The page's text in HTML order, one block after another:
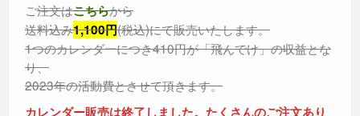
ご注文はこちらから
送料込み1,100円(税込)にて販売いたします。
1つのカレンダーにつき410円が「飛んでけ」の収益とな
り、
2023年の活動費とさせて頂きます。
カレンダー販売は終了しました。たくさんのご注文あり